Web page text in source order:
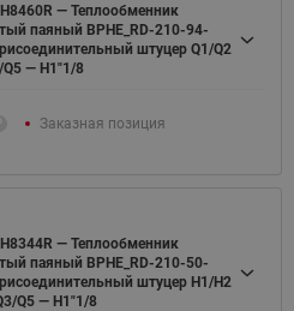
— Теплообменник
паяный BPHE_RD-210-94-
штуцер Q1/Q2
— H1"1/8
Заказная позиция
— Теплообменник
паяный BPHE_RD-210-50-
штуцер H1/H2
Q5 — H1"1/8